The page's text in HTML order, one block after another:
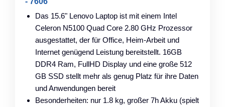
Das 15.6" Lenovo Laptop ist mit einem Intel
Celeron N5100 Quad Core 2.80 GHz Prozessor
ausgestattet, der für Office, Heim-Arbeit und
Internet genügend Leistung bereitstellt. 16GB
DDR4 Ram, FullHD Display und eine große 512
GB SSD stellt mehr als genug Platz für ihre Daten
und Anwendungen bereit
Besonderheiten: nur 1.8 kg, großer 7h Akku (spielt